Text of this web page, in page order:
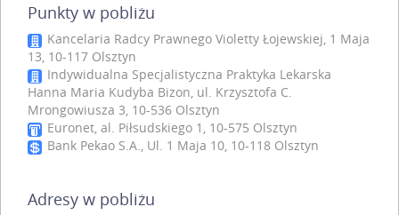
Punkty w pobliżu
Kancelaria Radcy Prawnego Violetty Łojewskiej, 1 Maja
13, 10-117 Olsztyn
Indywidualna Specjalistyczna Praktyka Lekarska
Hanna Maria Kudyba Bizon, ul. Krzysztofa C.
Mrongowiusza 3, 10-536 Olsztyn
Euronet, al. Piłsudskiego 1, 10-575 Olsztyn
Bank Pekao S.A., Ul. 1 Maja 10, 10-118 Olsztyn
Adresy w pobliżu